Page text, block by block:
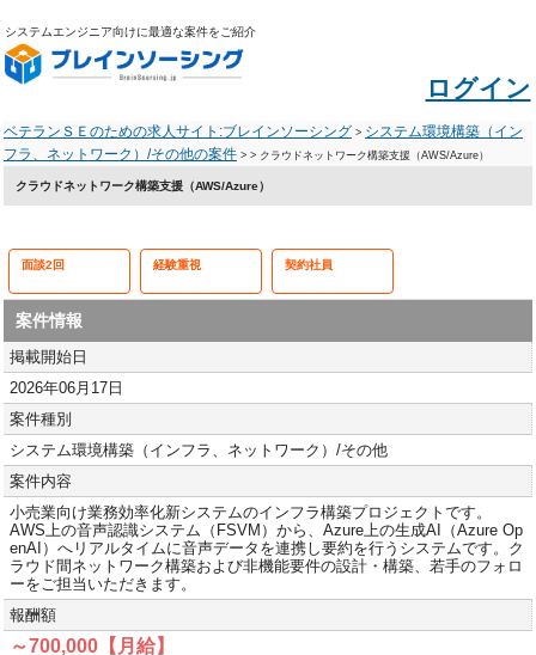
システムエンジニア向けに最適な案件をご紹介
ログイン
ベテランＳＥのための求人サイト:ブレインソーシング > システム環境構築（イン
フラ、ネットワーク）/その他の案件 > > クラウドネットワーク構築支援（AWS/Azure）
クラウドネットワーク構築支援（AWS/Azure）
面談2回 経験重視 契約社員
案件情報
掲載開始日
2026年06月17日
案件種別
システム環境構築（インフラ、ネットワーク）/その他
案件内容
小売業向け業務効率化新システムのインフラ構築プロジェクトです。
AWS上の音声認識システム（FSVM）から、Azure上の生成AI（Azure Op
enAI）へリアルタイムに音声データを連携し要約を行うシステムです。ク
ラウド間ネットワーク構築および非機能要件の設計・構築、若手のフォロ
ーをご担当いただきます。
報酬額
～700,000【月給】